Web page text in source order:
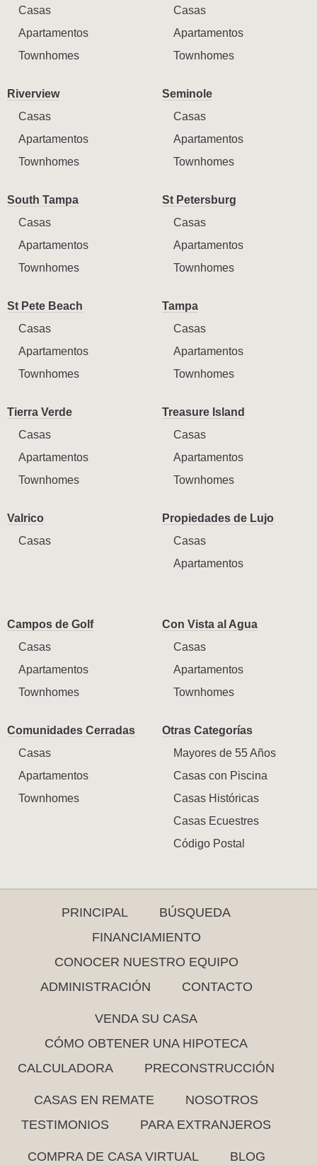
Casas
Apartamentos
Townhomes
Casas
Apartamentos
Townhomes
Riverview
Casas
Apartamentos
Townhomes
Seminole
Casas
Apartamentos
Townhomes
South Tampa
Casas
Apartamentos
Townhomes
St Petersburg
Casas
Apartamentos
Townhomes
St Pete Beach
Casas
Apartamentos
Townhomes
Tampa
Casas
Apartamentos
Townhomes
Tierra Verde
Casas
Apartamentos
Townhomes
Treasure Island
Casas
Apartamentos
Townhomes
Valrico
Casas
Propiedades de Lujo
Casas
Apartamentos
Campos de Golf
Casas
Apartamentos
Townhomes
Con Vista al Agua
Casas
Apartamentos
Townhomes
Comunidades Cerradas
Casas
Apartamentos
Townhomes
Otras Categorías
Mayores de 55 Años
Casas con Piscina
Casas Históricas
Casas Ecuestres
Código Postal
PRINCIPAL
BÚSQUEDA
FINANCIAMIENTO
CONOCER NUESTRO EQUIPO
ADMINISTRACIÓN
CONTACTO
VENDA SU CASA
CÓMO OBTENER UNA HIPOTECA
CALCULADORA
PRECONSTRUCCIÓN
CASAS EN REMATE
NOSOTROS
TESTIMONIOS
PARA EXTRANJEROS
COMPRA DE CASA VIRTUAL BLOG